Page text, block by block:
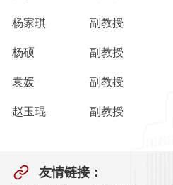
杨家琪 副教授
杨硕 副教授
袁媛 副教授
赵玉琨 副教授
友情链接：